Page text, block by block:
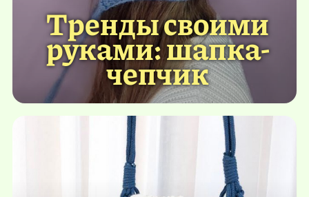
Тренды своими
руками: шапка-
чепчик